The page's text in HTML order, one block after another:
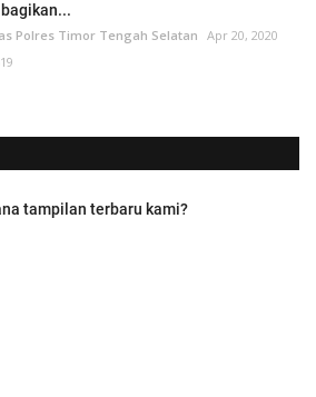
Polres Timor Tengah Selatan Apr 20, 2020
tampilan terbaru kami?